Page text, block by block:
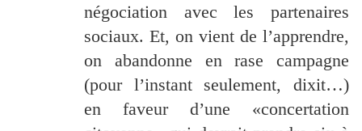
négociation avec les partenaires
sociaux. Et, on vient de l’apprendre,
on abandonne en rase campagne
(pour l’instant seulement, dixit…)
en faveur d’une «concertation